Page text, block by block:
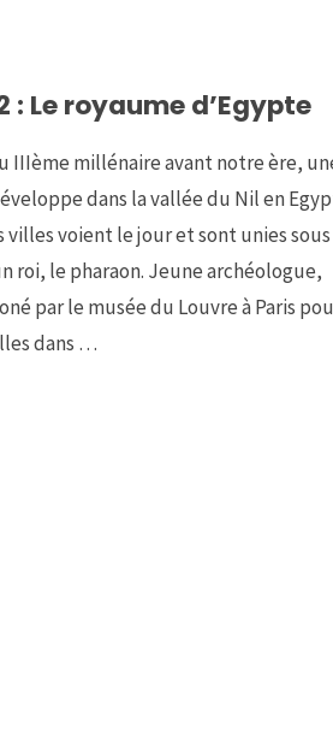
: Le royaume d’Egypte
IIIème millénaire avant notre ère,
dans la vallée du Nil en
villes voient le jour et sont unies
roi, le pharaon. Jeune archéologue,
par le musée du Louvre à Paris
dans …